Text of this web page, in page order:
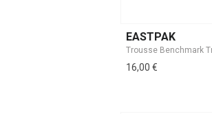
EASTPAK
16,00 €